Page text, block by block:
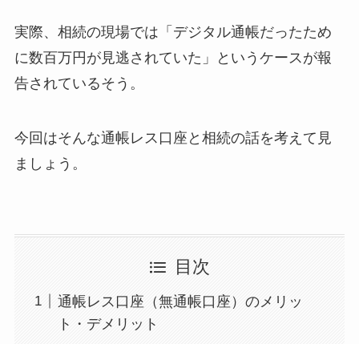
実際、相続の現場では「デジタル通帳だったため
に数百万円が見逃されていた」というケースが報
告されているそう。
今回はそんな通帳レス口座と相続の話を考えて見
ましょう。
目次
通帳レス口座（無通帳口座）のメリッ
ト・デメリット